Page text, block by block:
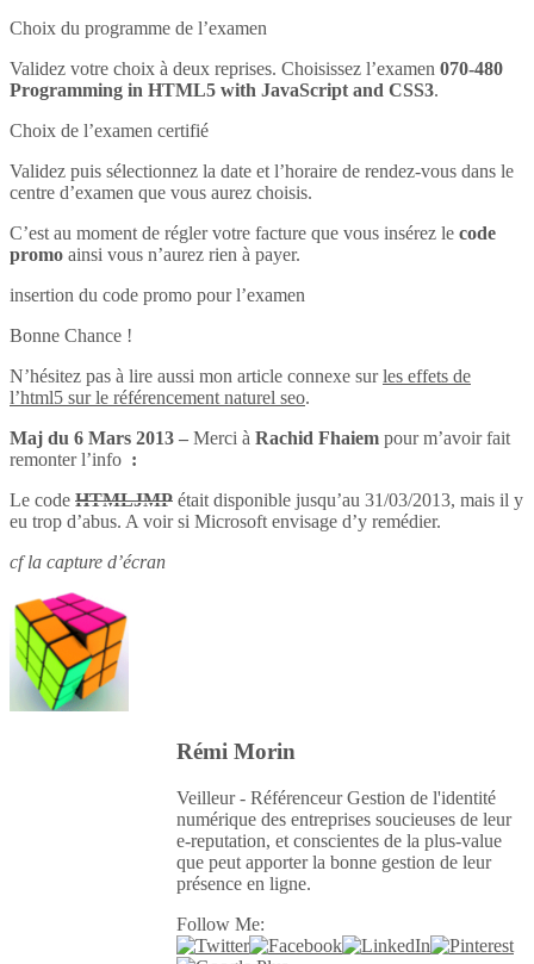
Choix du programme de l’examen
Validez votre choix à deux reprises. Choisissez l’examen 070-480
Programming in HTML5 with JavaScript and CSS3.
Choix de l’examen certifié
Validez puis sélectionnez la date et l’horaire de rendez-vous dans le
centre d’examen que vous aurez choisis.
C’est au moment de régler votre facture que vous insérez le code
promo ainsi vous n’aurez rien à payer.
insertion du code promo pour l’examen
Bonne Chance !
N’hésitez pas à lire aussi mon article connexe surles effets de
l’html5 sur le référencement naturel seo.
Maj du 6 Mars 2013 – Merci à Rachid Fhaiem pour m’avoir fait
remonter l’info :
Le code HTMLJMP était disponible jusqu’au 31/03/2013, mais il y
eu trop d’abus. A voir si Microsoft envisage d’y remédier.
cf la capture d’écran
Rémi Morin
Veilleur - Référenceur Gestion de l'identité
numérique des entreprises soucieuses de leur
e-reputation, et conscientes de la plus-value
que peut apporter la bonne gestion de leur
présence en ligne.
Follow Me: